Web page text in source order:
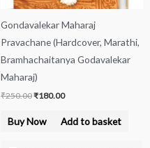
Gondavalekar Maharaj
Pravachane (Hardcover, Marathi,
Bramhachaitanya Godavalekar
Maharaj)
₹250.00₹180.00
Buy Now Add to basket